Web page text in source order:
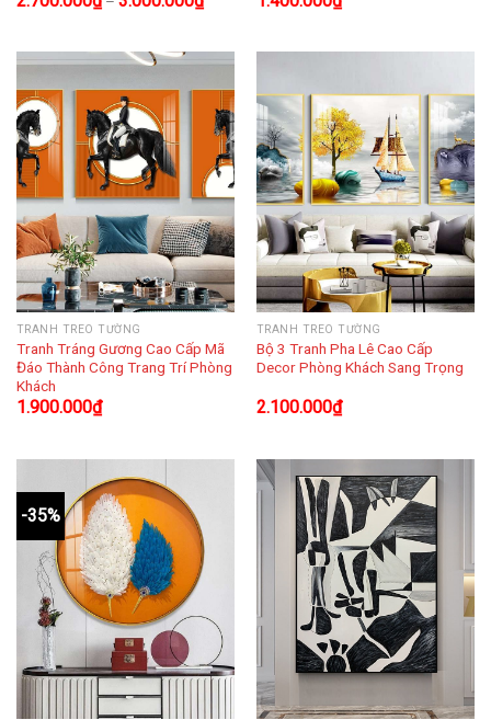
TRANH TREO TƯỜNG
Tranh Tráng Gương Cao Cấp Mã
Đáo Thành Công Trang Trí Phòng
Khách
1.900.000₫
TRANH TREO TƯỜNG
Bộ 3 Tranh Pha Lê Cao Cấp
Decor Phòng Khách Sang Trọng
2.100.000₫
-35%